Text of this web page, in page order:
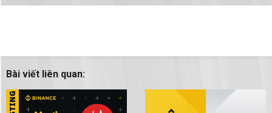
Bài viết liên quan: